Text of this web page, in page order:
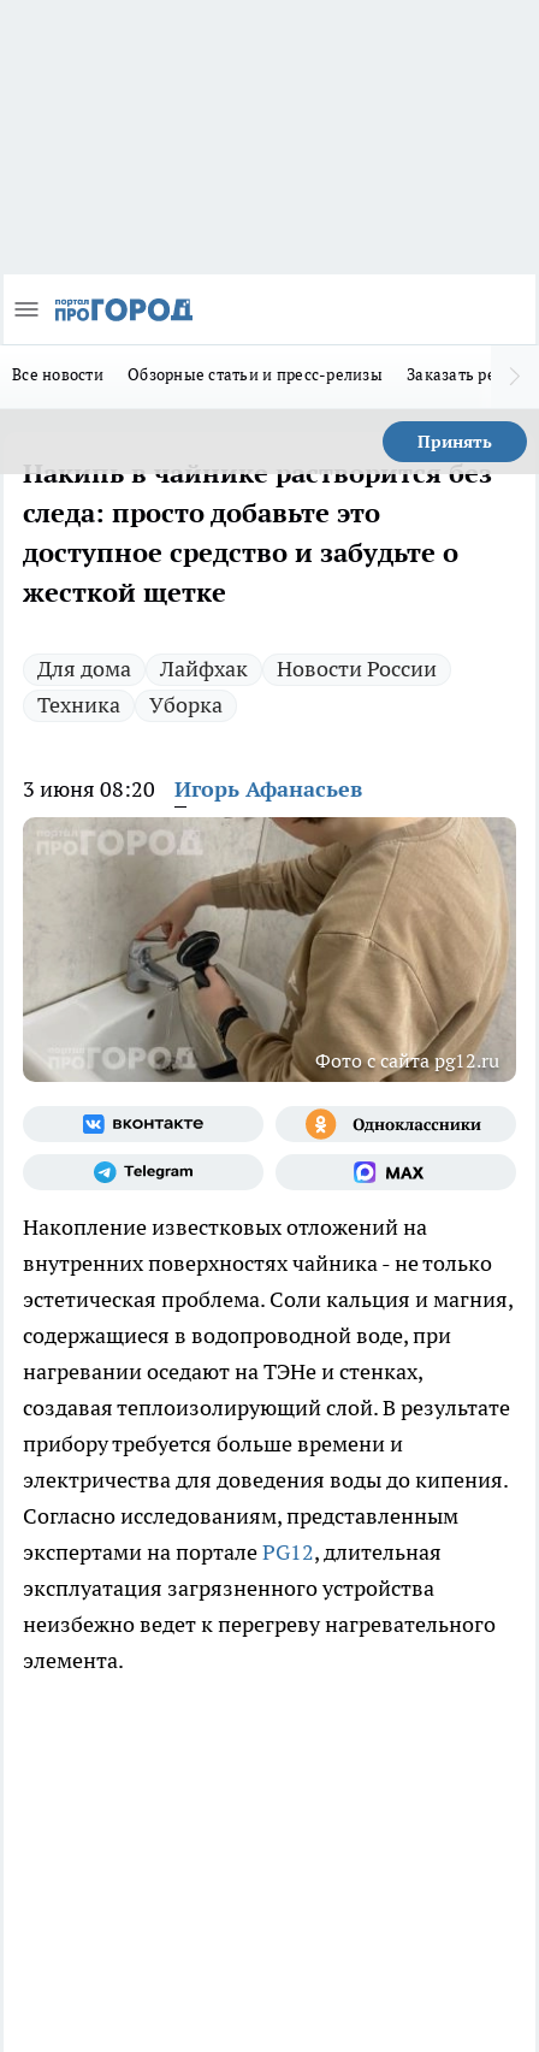
Все новости Обзорные статьи и пресс-релизы Заказать
Принять
Накипь в чайнике растворится без
следа: просто добавьте это
доступное средство и забудьте о
жесткой щетке
Для дома Лайфхак
Новости России
Техника
Уборка
3 июня 08:20 Игорь Афанасьев
Фото с сайта pg12.ru
Накопление известковых отложений на
внутренних поверхностях чайника - не только
эстетическая проблема. Соли кальция и магния,
содержащиеся в водопроводной воде, при
нагревании оседают на ТЭНе и стенках,
создавая теплоизолирующий слой. В результате
прибору требуется больше времени и
электричества для доведения воды до кипения.
Согласно исследованиям, представленным
экспертами на порталеPG12, длительная
эксплуатация загрязненного устройства
неизбежно ведет к перегреву нагревательного
элемента.